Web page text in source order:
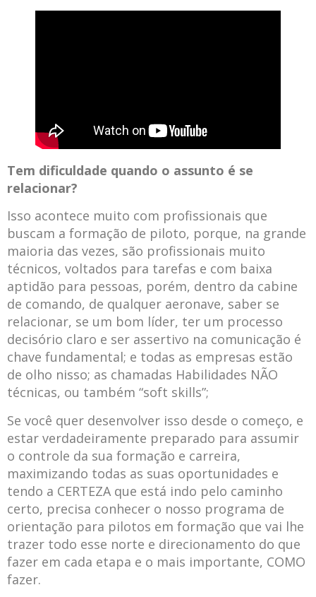
Tem dificuldade quando o assunto é se
relacionar?
Isso acontece muito com profissionais que
buscam a formação de piloto, porque, na grande
maioria das vezes, são profissionais muito
técnicos, voltados para tarefas e com baixa
aptidão para pessoas, porém, dentro da cabine
de comando, de qualquer aeronave, saber se
relacionar, se um bom líder, ter um processo
decisório claro e ser assertivo na comunicação é
chave fundamental; e todas as empresas estão
de olho nisso; as chamadas Habilidades NÃO
técnicas, ou também “soft skills”;
Se você quer desenvolver isso desde o começo, e
estar verdadeiramente preparado para assumir
o controle da sua formação e carreira,
maximizando todas as suas oportunidades e
tendo a CERTEZA que está indo pelo caminho
certo, precisa conhecer o nosso programa de
orientação para pilotos em formação que vai lhe
trazer todo esse norte e direcionamento do que
fazer em cada etapa e o mais importante, COMO
fazer.